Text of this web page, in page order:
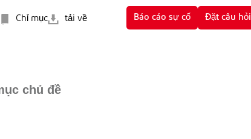
Chỉ mục tải về Báo cáo sự cố Đặt câu hỏi
chủ đề